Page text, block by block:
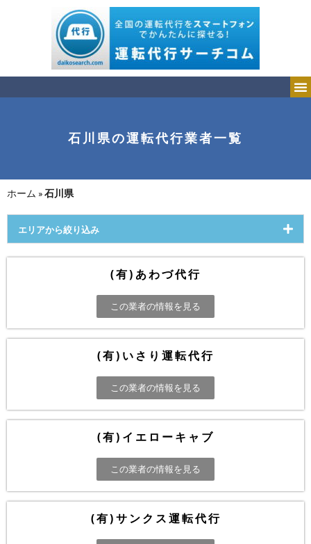
石川県の運転代行業者一覧
ホーム »石川県
エリアから絞り込み
(有)あわづ代行
この業者の情報を見る
(有)いさり運転代行
この業者の情報を見る
(有)イエローキャブ
この業者の情報を見る
(有)サンクス運転代行